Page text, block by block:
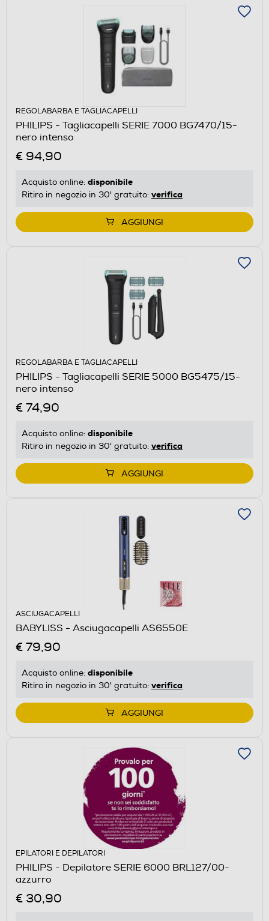
REGOLABARBA E TAGLIACAPELLI
PHILIPS - Tagliacapelli SERIE 7000 BG7470/15-
nero intenso
€ 94,90
Acquisto online: disponibile
Ritiro in negozio in 30' gratuito: verifica
AGGIUNGI
REGOLABARBA E TAGLIACAPELLI
PHILIPS - Tagliacapelli SERIE 5000 BG5475/15-
nero intenso
€ 74,90
Acquisto online: disponibile
Ritiro in negozio in 30' gratuito: verifica
AGGIUNGI
ASCIUGACAPELLI
BABYLISS - Asciugacapelli AS6550E
€ 79,90
Acquisto online: disponibile
Ritiro in negozio in 30' gratuito: verifica
AGGIUNGI
EPILATORI E DEPILATORI
PHILIPS - Depilatore SERIE 6000 BRL127/00-
azzurro
€ 30,90